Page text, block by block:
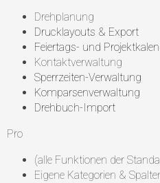
Drehplanung
Drucklayouts & Export
Feiertags- und
Kontaktverwaltung
Sperrzeiten-Verwaltung
Komparsenverwaltung
Drehbuch-Import
Pro
(alle Funktionen der
Eigene Kategorien &